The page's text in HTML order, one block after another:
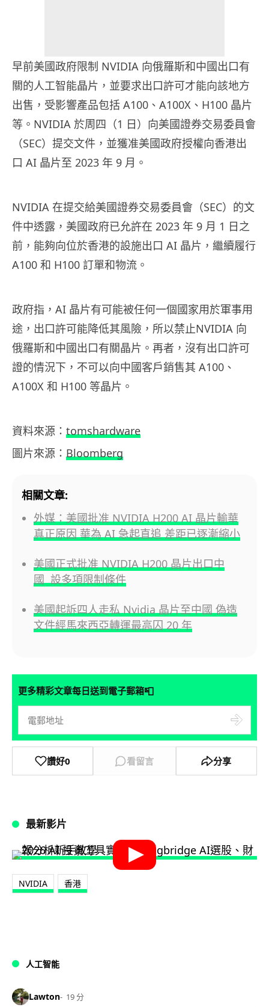
早前美國政府限制 NVIDIA 向俄羅斯和中國出口有
關的人工智能晶片，並要求出口許可才能向該地方
出售，受影響產品包括 A100、A100X、H100 晶片
等。NVIDIA 於周四（1 日）向美國證券交易委員會
（SEC）提交文件，並獲准美國政府授權向香港出
口 AI 晶片至 2023 年 9 月。
NVIDIA 在提交給美國證券交易委員會（SEC）的文
件中透露，美國政府已允許在 2023 年 9 月 1 日之
前，能夠向位於香港的設施出口 AI 晶片，繼續履行
A100 和 H100 訂單和物流。
政府指，AI 晶片有可能被任何一個國家用於軍事用
途，出口許可能降低其風險，所以禁止NVIDIA 向
俄羅斯和中國出口有關晶片。再者，沒有出口許可
證的情況下，不可以向中國客戶銷售其 A100、
A100X 和 H100 等晶片。
資料來源： tomshardware
圖片來源： Bloomberg
相關文章:
外媒：美國批准 NVIDIA H200 AI 晶片輸華
真正原因 華為 AI 急起直追 差距已逐漸縮小
美國正式批准 NVIDIA H200 晶片出口中
國 設多項限制條件
美國起訴四人走私 Nvidia 晶片至中國 偽造
文件經馬來西亞轉運最高囚 20 年
更多精彩文章每日送到電子郵箱📮
讚好0 看留言 分享
最新影片
NVIDIA 香港
人工智能
Lawton 19 分